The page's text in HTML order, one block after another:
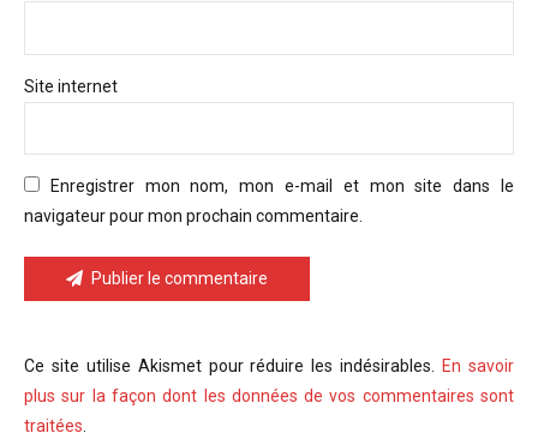
Site internet
Enregistrer mon nom, mon e-mail et mon site dans le
navigateur pour mon prochain commentaire.
Publier le commentaire
Ce site utilise Akismet pour réduire les indésirables.En savoir
plus sur la façon dont les données de vos commentaires sont
traitées